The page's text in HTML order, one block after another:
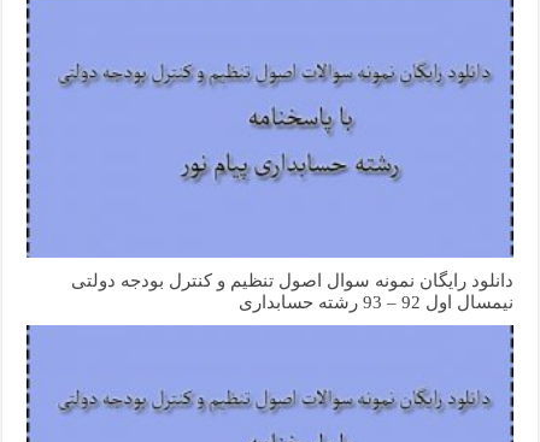
دانلود رایگان نمونه سوال اصول تنظیم و کنترل بودجه دولتی
نیمسال اول 92 – 93 رشته حسابداری